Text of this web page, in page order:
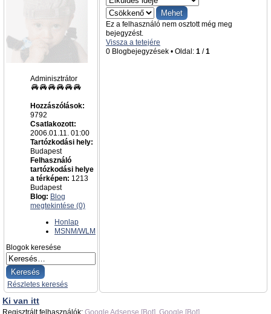
Adminisztrátor
Hozzászólások:
9792
Csatlakozott:
2006.01.11. 01:00
Tartózkodási hely:
Budapest
Felhasználó
tartózkodási helye
a térképen: 1213
Budapest
Blog: Blog
megtekintése (0)
Honlap
MSNM/WLM
Blogok keresése
Részletes keresés
Ez a felhasználó nem osztott még meg
bejegyzést.
Vissza a tetejére
0 Blogbejegyzések • Oldal: 1 /1
Ki van itt
Regisztrált felhasználók: Google Adsense [Bot] Google [Bot]